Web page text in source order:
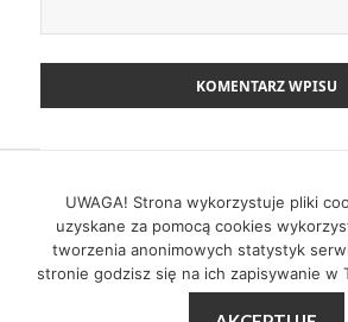
Poprzedni
wpis:
Zwinny Przewodnik –
NASTĘPNY
Zwinny Przewodnik –
UWAGA! Strona wykorzystuje pliki
uzyskane za pomocą cookies
tworzenia anonimowych statystyk
stronie godzisz się na ich zapisywanie w